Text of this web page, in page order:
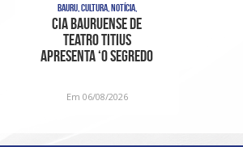
BAURU, CULTURA, NOTÍCIA,
Cia bauruense de
teatro Titius
apresenta ‘O Segredo
Em 06/08/2026